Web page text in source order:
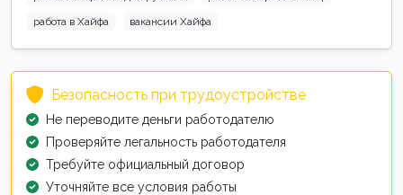
работа в Хайфа
вакансии Хайфа
Безопасность при трудоустройстве
Не переводите деньги работодателю
Проверяйте легальность работодателя
Требуйте официальный договор
Уточняйте все условия работы